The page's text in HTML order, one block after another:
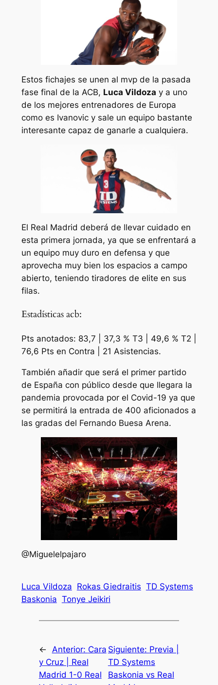
Estos fichajes se unen al mvp de la pasada
fase final de la ACB, Luca Vildoza y a uno
de los mejores entrenadores de Europa
como es Ivanovic y sale un equipo bastante
interesante capaz de ganarle a cualquiera.
El Real Madrid deberá de llevar cuidado en
esta primera jornada, ya que se enfrentará a
un equipo muy duro en defensa y que
aprovecha muy bien los espacios a campo
abierto, teniendo tiradores de elite en sus
filas.
Estadísticas acb:
Pts anotados: 83,7 | 37,3 % T3 | 49,6 % T2 |
76,6 Pts en Contra | 21 Asistencias.
También añadir que será el primer partido
de España con público desde que llegara la
pandemia provocada por el Covid-19 ya que
se permitirá la entrada de 400 aficionados a
las gradas del Fernando Buesa Arena.
@Miguelelpajaro
Luca Vildoza Rokas Giedraitis TD Systems
Baskonia Tonye Jeikiri
← Anterior: Cara
y Cruz | Real
Madrid 1-0 Real
Siguiente: Previa |
TD Systems
Baskonia vs Real